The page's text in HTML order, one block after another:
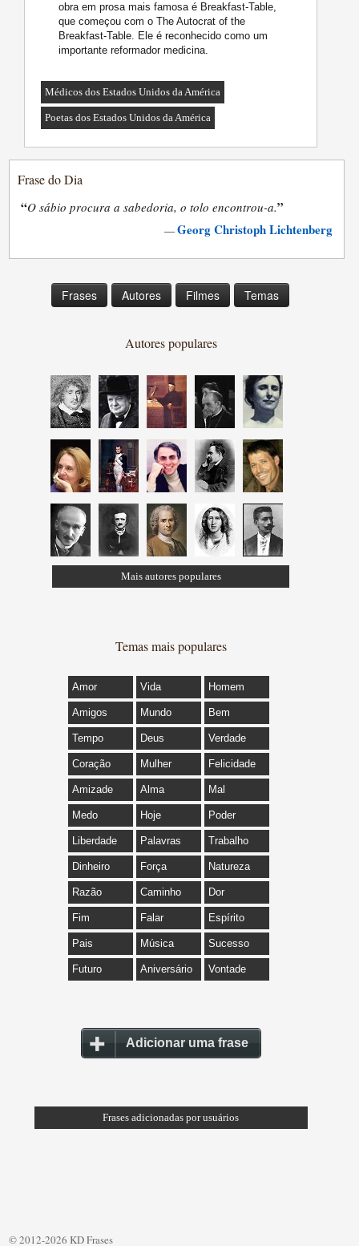
obra em prosa mais famosa é Breakfast-Table,
que começou com o The Autocrat of the
Breakfast-Table. Ele é reconhecido como um
importante reformador medicina.
Médicos dos Estados Unidos da América
Poetas dos Estados Unidos da América
Frase do Dia
“O sábio procura a sabedoria, o tolo encontrou-a.”
—Georg Christoph Lichtenberg
Frases Autores Filmes Temas
Autores populares
Mais autores populares
Temas mais populares
Amor Vida Homem
Amigos Mundo Bem
Tempo Deus Verdade
Coração Mulher Felicidade
Amizade Alma Mal
Medo Hoje Poder
Liberdade Palavras Trabalho
Dinheiro Força Natureza
Razão Caminho Dor
Fim Falar Espírito
Pais Música Sucesso
Futuro Aniversário Vontade
Adicionar uma frase
Frases adicionadas por usuários
© 2012-2026 KD Frases